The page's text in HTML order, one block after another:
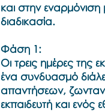
και στην εναρμόνιση
διαδικασία.
Φάση 1:
Οι τρεις ημέρες της
ένα συνδυασμό
απαντήσεων,
εκπαιδευτή και ενός